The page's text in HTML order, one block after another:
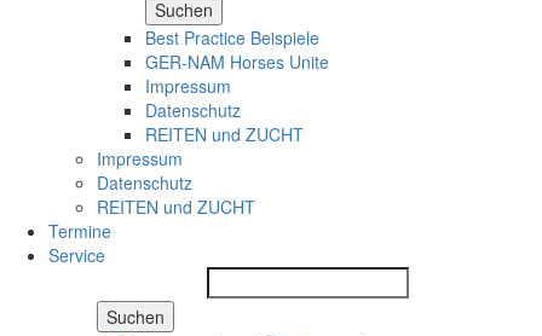
Suchen
Best Practice Beispiele
GER-NAM Horses Unite
Impressum
Datenschutz
REITEN und ZUCHT
Impressum
Datenschutz
REITEN und ZUCHT
Termine
Service
Suchen